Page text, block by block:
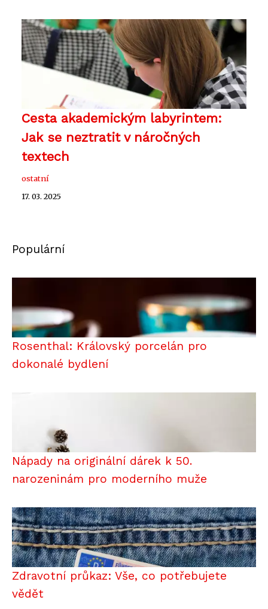
Cesta akademickým labyrintem:
Jak se neztratit v náročných
textech
ostatní
17. 03. 2025
Populární
Rosenthal: Královský porcelán pro
dokonalé bydlení
Nápady na originální dárek k 50.
narozeninám pro moderního muže
Zdravotní průkaz: Vše, co potřebujete
vědět